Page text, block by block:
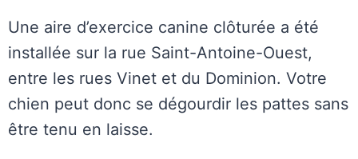
Une aire d’exercice canine clôturée a été
installée sur la rue Saint-Antoine-Ouest,
entre les rues Vinet et du Dominion. Votre
chien peut donc se dégourdir les pattes sans
être tenu en laisse.